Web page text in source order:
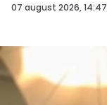
07 august 2026, 14:47